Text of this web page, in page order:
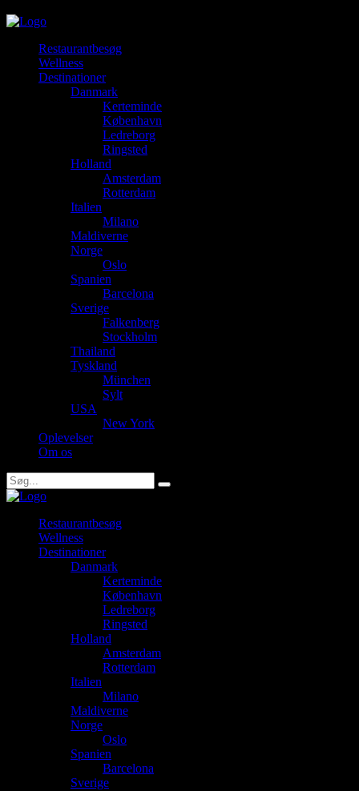
Restaurantbesøg
Wellness
Destinationer
Danmark
Kerteminde
København
Ledreborg
Ringsted
Holland
Amsterdam
Rotterdam
Italien
Milano
Maldiverne
Norge
Oslo
Spanien
Barcelona
Sverige
Falkenberg
Stockholm
Thailand
Tyskland
München
Sylt
USA
New York
Oplevelser
Om os
Restaurantbesøg
Wellness
Destinationer
Danmark
Kerteminde
København
Ledreborg
Ringsted
Holland
Amsterdam
Rotterdam
Italien
Milano
Maldiverne
Norge
Oslo
Spanien
Barcelona
Sverige